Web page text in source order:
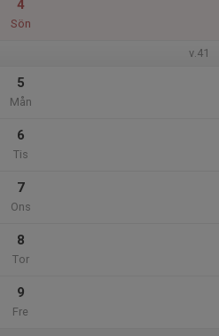
4
Sön
v.41
5
Mån
6
Tis
7
Ons
8
Tor
9
Fre